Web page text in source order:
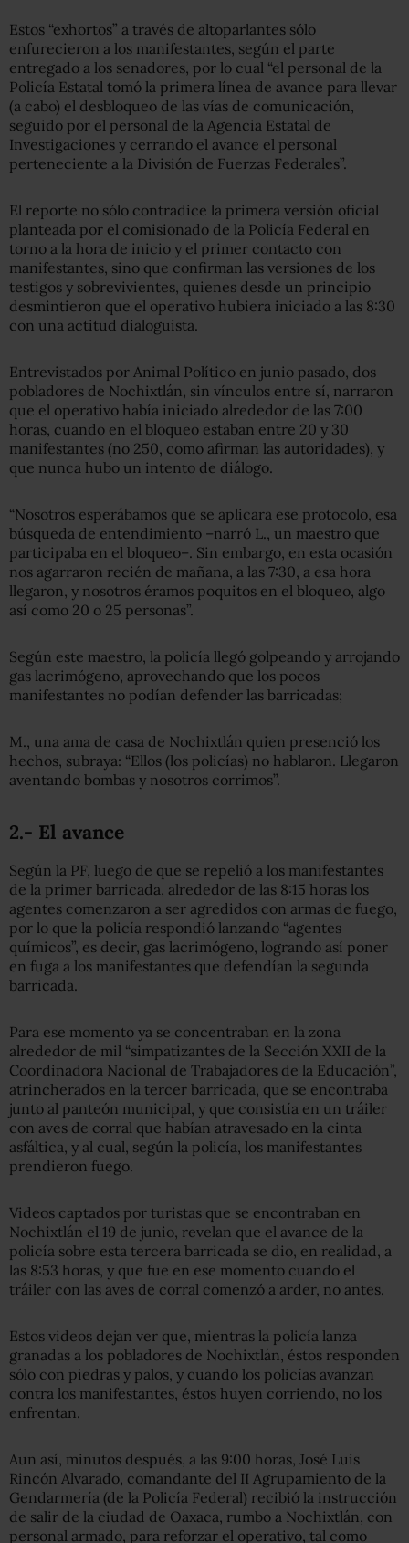
Estos “exhortos” a través de altoparlantes sólo
enfurecieron a los manifestantes, según el parte
entregado a los senadores, por lo cual “el personal de la
Policía Estatal tomó la primera línea de avance para llevar
(a cabo) el desbloqueo de las vías de comunicación,
seguido por el personal de la Agencia Estatal de
Investigaciones y cerrando el avance el personal
perteneciente a la División de Fuerzas Federales”.
El reporte no sólo contradice la primera versión oficial
planteada por el comisionado de la Policía Federal en
torno a la hora de inicio y el primer contacto con
manifestantes, sino que confirman las versiones de los
testigos y sobrevivientes, quienes desde un principio
desmintieron que el operativo hubiera iniciado a las 8:30
con una actitud dialoguista.
Entrevistados por Animal Político en junio pasado, dos
pobladores de Nochixtlán, sin vínculos entre sí, narraron
que el operativo había iniciado alrededor de las 7:00
horas, cuando en el bloqueo estaban entre 20 y 30
manifestantes (no 250, como afirman las autoridades), y
que nunca hubo un intento de diálogo.
“Nosotros esperábamos que se aplicara ese protocolo, esa
búsqueda de entendimiento –narró L., un maestro que
participaba en el bloqueo–. Sin embargo, en esta ocasión
nos agarraron recién de mañana, a las 7:30, a esa hora
llegaron, y nosotros éramos poquitos en el bloqueo, algo
así como 20 o 25 personas”.
Según este maestro, la policía llegó golpeando y arrojando
gas lacrimógeno, aprovechando que los pocos
manifestantes no podían defender las barricadas;
M., una ama de casa de Nochixtlán quien presenció los
hechos, subraya: “Ellos (los policías) no hablaron. Llegaron
aventando bombas y nosotros corrimos”.
2.- El avance
Según la PF, luego de que se repelió a los manifestantes
de la primer barricada, alrededor de las 8:15 horas los
agentes comenzaron a ser agredidos con armas de fuego,
por lo que la policía respondió lanzando “agentes
químicos”, es decir, gas lacrimógeno, logrando así poner
en fuga a los manifestantes que defendían la segunda
barricada.
Para ese momento ya se concentraban en la zona
alrededor de mil “simpatizantes de la Sección XXII de la
Coordinadora Nacional de Trabajadores de la Educación”,
atrincherados en la tercer barricada, que se encontraba
junto al panteón municipal, y que consistía en un tráiler
con aves de corral que habían atravesado en la cinta
asfáltica, y al cual, según la policía, los manifestantes
prendieron fuego.
Videos captados por turistas que se encontraban en
Nochixtlán el 19 de junio, revelan que el avance de la
policía sobre esta tercera barricada se dio, en realidad, a
las 8:53 horas, y que fue en ese momento cuando el
tráiler con las aves de corral comenzó a arder, no antes.
Estos videos dejan ver que, mientras la policía lanza
granadas a los pobladores de Nochixtlán, éstos responden
sólo con piedras y palos, y cuando los policías avanzan
contra los manifestantes, éstos huyen corriendo, no los
enfrentan.
Aun así, minutos después, a las 9:00 horas, José Luis
Rincón Alvarado, comandante del II Agrupamiento de la
Gendarmería (de la Policía Federal) recibió la instrucción
de salir de la ciudad de Oaxaca, rumbo a Nochixtlán, con
personal armado, para reforzar el operativo, tal como